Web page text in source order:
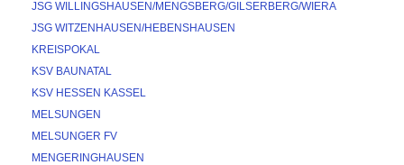
JSG WILLINGSHAUSEN/MENGSBERG/GILSERBERG/WIERA
JSG WITZENHAUSEN/HEBENSHAUSEN
KREISPOKAL
KSV BAUNATAL
KSV HESSEN KASSEL
MELSUNGEN
MELSUNGER FV
MENGERINGHAUSEN